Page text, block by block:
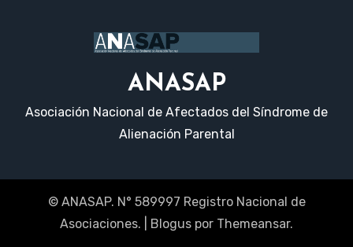
ANASAP
Asociación Nacional de Afectados del Síndrome de
Alienación Parental
© ANASAP. N° 589997 Registro Nacional de
Asociaciones.
Blogus por Themeansar.